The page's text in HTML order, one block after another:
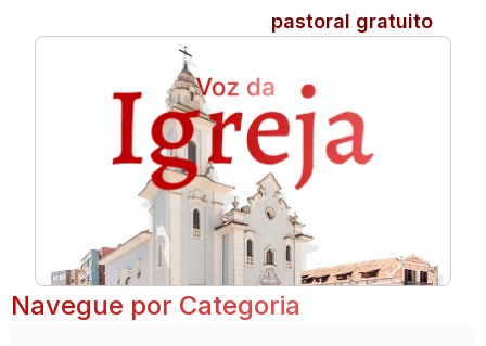
pastoral gratuito
Navegue por Categoria